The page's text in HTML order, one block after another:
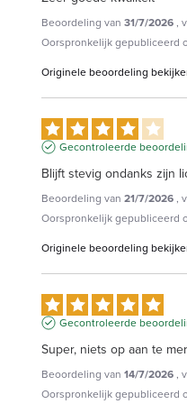
Beoordeling van 31/7/2026,
Oorspronkelijk gepubliceerd
Originele beoordeling
Gecontroleerde
Blijft stevig ondanks zijn
Beoordeling van 21/7/2026,
Oorspronkelijk gepubliceerd
Originele beoordeling
Gecontroleerde
Super, niets op aan te
Beoordeling van 14/7/2026,
Oorspronkelijk gepubliceerd